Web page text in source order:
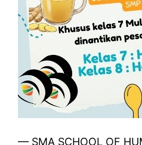
— SMA SCHOOL OF